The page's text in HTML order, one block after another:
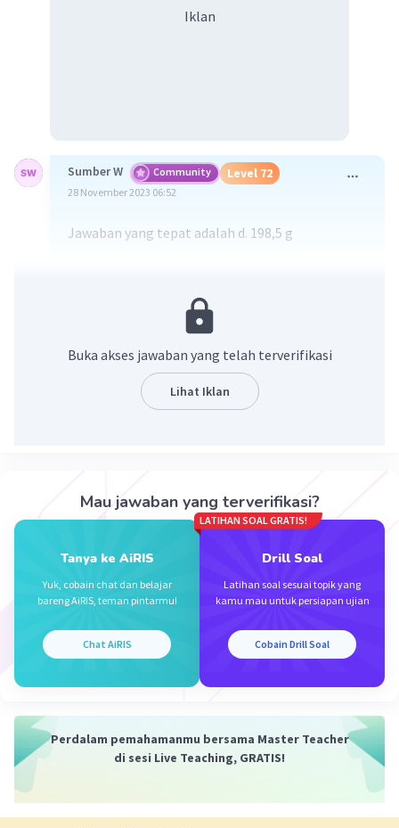
Iklan
Sumber W Community Level 72
28 November 2023 06:52
Jawaban yang tepat adalah d. 198,5 g
Massa = 90 + 101 + 7,5
·0.0
17 Desember 2023 06:01
jawabannya adalah D.
Perhatikan panahnya.
90 g + 101 g + 7,5 g = (90+101+7,5) g = 198,5 g.
Beri Rating·0.0 Balas
Buka akses jawaban yang telah terverifikasi
Lihat Iklan
Mau jawaban yang terverifikasi?
Tanya ke AiRIS
Yuk, cobain chat dan belajar
bareng AiRIS, teman pintarmu!
Chat AiRIS
LATIHAN SOAL GRATIS!
Drill Soal
Latihan soal sesuai topik yang
kamu mau untuk persiapan ujian
Cobain Drill Soal
Perdalam pemahamanmu bersama Master Teacher
di sesi Live Teaching, GRATIS!